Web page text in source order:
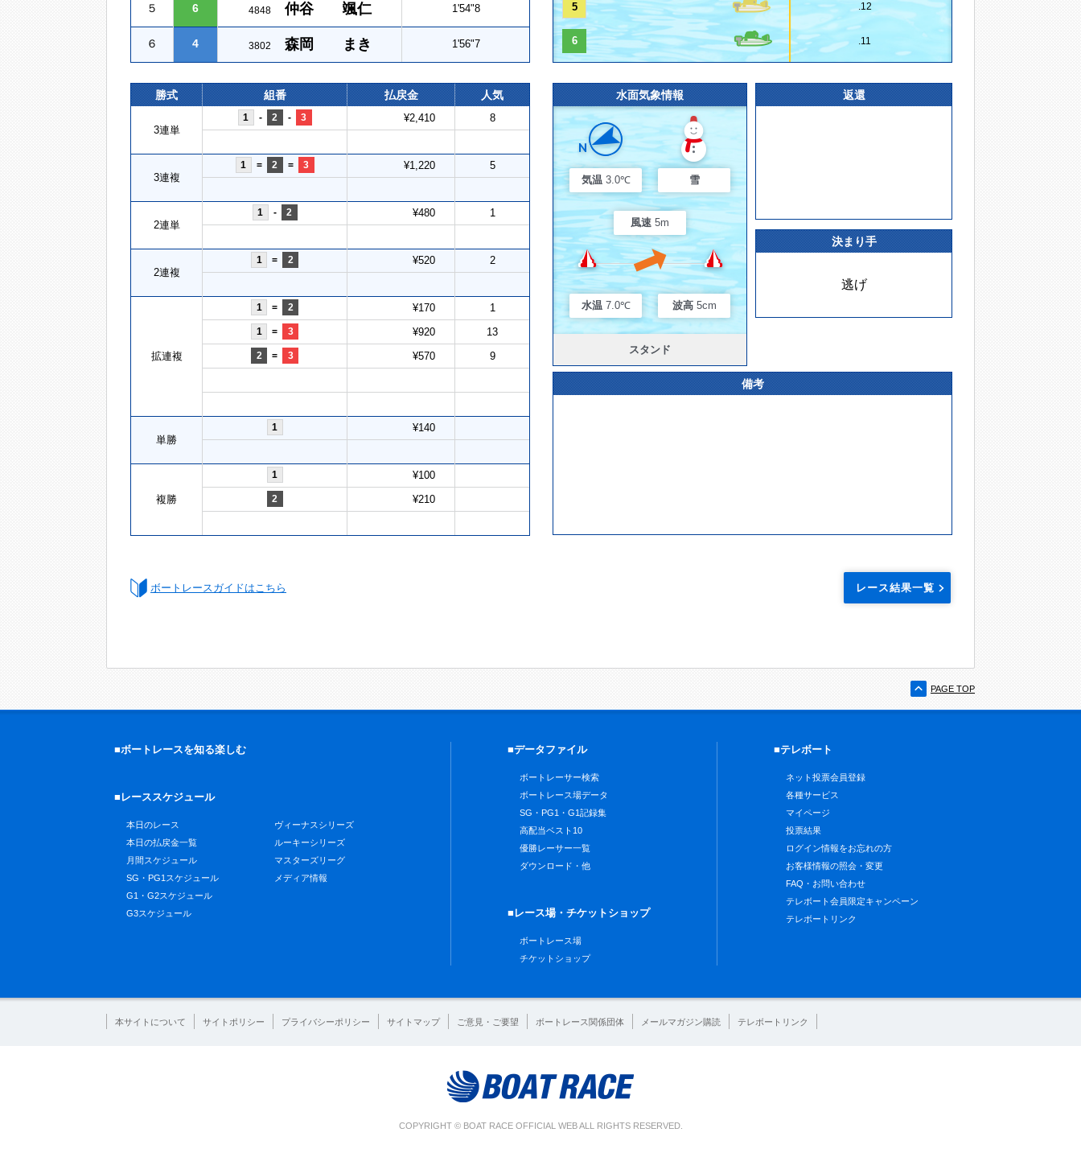
５ 6 4848 仲谷 颯仁 1'54"8
６ 4 3802 森岡 まき 1'56"7
5 .12
6 .11
勝式 組番 払戻金 人気
3連単
1 - 2 - 3 ¥2,410 8
3連複
1 = 2 = 3 ¥1,220 5
2連単
1 - 2 ¥480 1
2連複
1 = 2 ¥520 2
拡連複
1 = 2 ¥170 1
1 = 3 ¥920 13
2 = 3 ¥570 9
単勝
1 ¥140
複勝
1 ¥100
2 ¥210
水面気象情報
気温 3.0℃ 雪
風速 5m
水温 7.0℃ 波高 5cm
スタンド
返還
決まり手
逃げ
備考
ボートレースガイドはこちら レース結果一覧
PAGE TOP
■ボートレースを知る楽しむ
■レーススケジュール
本日のレース
本日の払戻金一覧
月間スケジュール
SG・PG1スケジュール
G1・G2スケジュール
G3スケジュール
ヴィーナスシリーズ
ルーキーシリーズ
マスターズリーグ
メディア情報
■データファイル
ボートレーサー検索
ボートレース場データ
SG・PG1・G1記録集
高配当ベスト10
優勝レーサー一覧
ダウンロード・他
■レース場・チケットショップ
ボートレース場
チケットショップ
■テレボート
ネット投票会員登録
各種サービス
マイページ
投票結果
ログイン情報をお忘れの方
お客様情報の照会・変更
FAQ・お問い合わせ
テレボート会員限定キャンペーン
テレボートリンク
本サイトについて サイトポリシー プライバシーポリシー サイトマップ ご意見・ご要望 ボートレース関係団体 メールマガジン購読 テレボートリンク
COPYRIGHT © BOAT RACE OFFICIAL WEB ALL RIGHTS RESERVED.